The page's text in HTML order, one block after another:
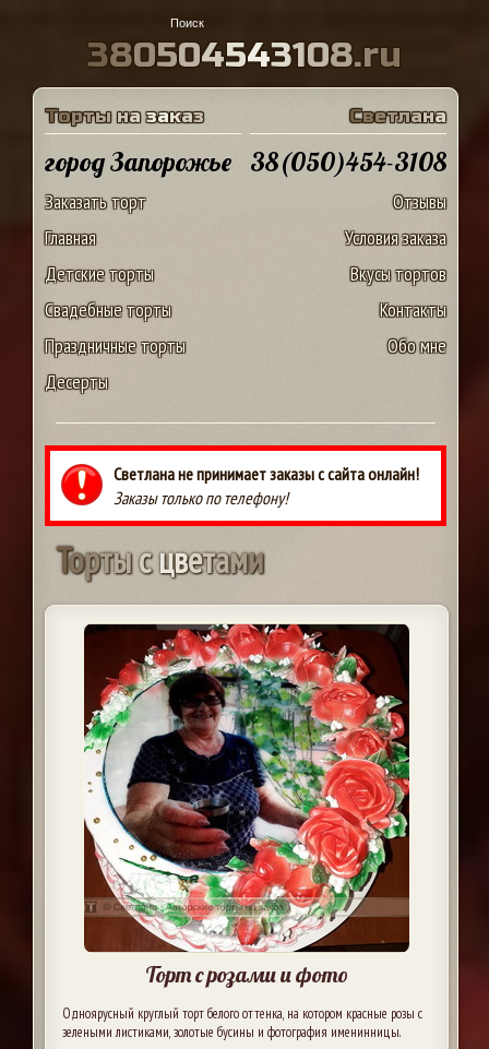
380504543108.ru
Торты на заказ
город Запорожье
Заказать торт
Главная
Детские торты
Свадебные торты
Праздничные торты
Десерты
Светлана
38(050)454-3108
Отзывы
Условия заказа
Вкусы тортов
Контакты
Обо мне
Светлана не принимает заказы с сайта онлайн!
Заказы только по телефону!
Тортысцветами
Торт с розами и фото
Одноярусный круглый торт белого оттенка, на котором красные розы с
зелеными листиками, золотые бусины и фотография именинницы.